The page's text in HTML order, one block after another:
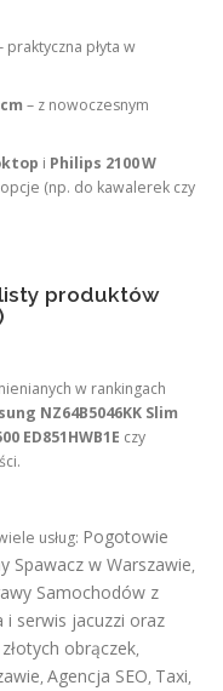
praktyczna płyta w
– z nowoczesnym
i Philips 2100 W
(np. do kawalerek czy
produktów
w rankingach
NZ64B5046KK Slim
ED851HWB1E czy
usług: Pogotowie
Spawacz w Warszawie,
Samochodów z
i serwis jacuzzi oraz
obrączek,
, Agencja SEO, Taxi,